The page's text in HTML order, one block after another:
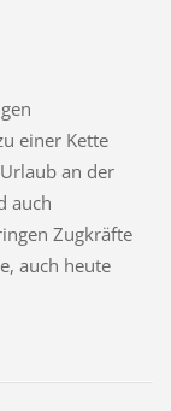
einer Kette
an der
auch
Zugkräfte
auch heute